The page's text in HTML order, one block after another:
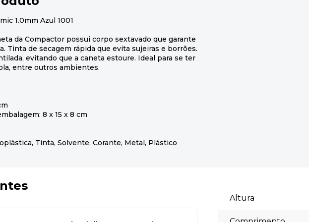
1.0mm Azul 1001
da Compactor possui corpo sextavado que garante
Tinta de secagem rápida que evita sujeiras e borrões.
evitando que a caneta estoure. Ideal para se ter
entre outros ambientes.
8 x 15 x 8 cm
Tinta, Solvente, Corante, Metal, Plástico
Altura